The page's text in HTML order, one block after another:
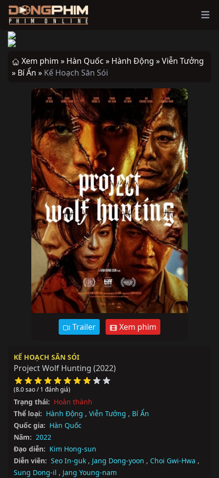
Xem phim » Hàn Quốc » Hành Động »Viễn Tưởng
» Bí Ẩn » Kế Hoạch Săn Sói
Trailer Xem phim
KẾ HOẠCH SĂN SÓI
Project Wolf Hunting (2022)
(8.0 sao / 1 đánh giá)
Trạng thái: Hoàn thành
Thể loại: Hành Động , Viễn Tưởng , Bí Ẩn
Quốc gia: Hàn Quốc
Năm: 2022
Đạo diễn: Kim Hong-sun
Diễn viên: Seo In-guk , Jang Dong-yoon , Choi Gwi-Hwa ,
Sung Dong-il , Jang Young-nam